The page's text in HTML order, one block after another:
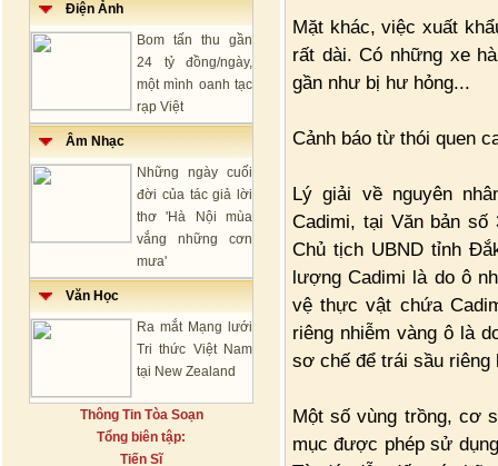
Điện Ảnh
Bom tấn thu gần
24 tỷ đồng/ngày,
một mình oanh tạc
rạp Việt
Âm Nhạc
Những ngày cuối
đời của tác giả lời
thơ 'Hà Nội mùa
vắng những cơn
mưa'
Văn Học
Ra mắt Mạng lưới
Tri thức Việt Nam
tại New Zealand
Thông Tin Tòa Soạn
Tổng biên tập:
Tiến Sĩ
Mặt khác, việc xuất
rất dài. Có những xe
gần như bị hư hỏng...
Cảnh báo từ thói quen
Lý giải về nguyên
Cadimi, tại Văn bản số
Chủ tịch UBND tỉnh
lượng Cadimi là do ô
vệ thực vật chứa
riêng nhiễm vàng ô là
sơ chế để trái sầu riêng
Một số vùng trồng, cơ
mục được phép sử